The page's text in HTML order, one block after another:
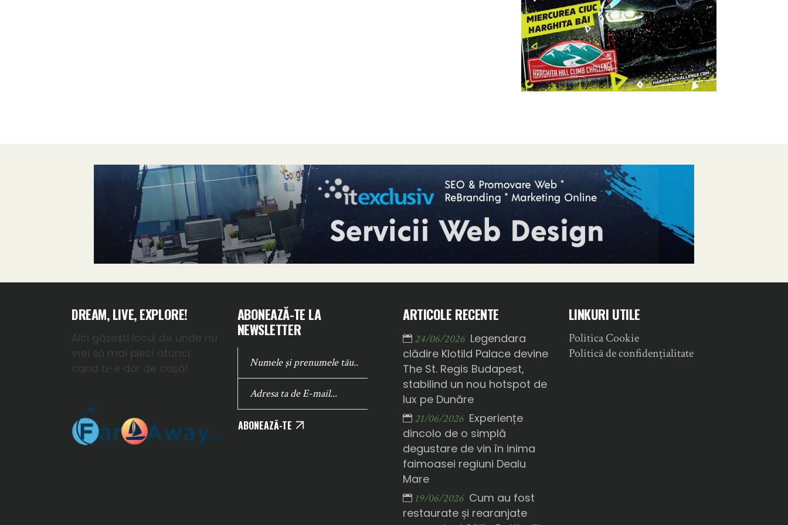
DREAM, LIVE, EXPLORE!
Aici găsești locul de unde nu
vrei să mai pleci atunci
cand ti-e dor de casă!
ABONEAZĂ-TE LA
NEWSLETTER
ABONEAZĂ-TE
ARTICOLE RECENTE
24/06/2026 Legendara
clădire Klotild Palace devine
The St. Regis Budapest,
stabilind un nou hotspot de
lux pe Dunăre
21/06/2026 Experiențe
dincolo de o simplă
degustare de vin în inima
faimoasei regiuni Dealu
Mare
19/06/2026 Cum au fost
restaurate și rearanjate
LINKURI UTILE
Politica Cookie
Politică de confidențialitate